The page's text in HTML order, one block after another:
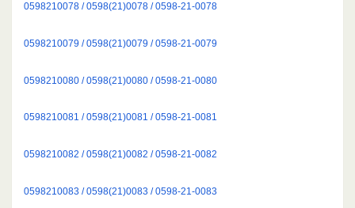
0598210078 / 0598(21)0078 / 0598-21-0078
0598210079 / 0598(21)0079 / 0598-21-0079
0598210080 / 0598(21)0080 / 0598-21-0080
0598210081 / 0598(21)0081 / 0598-21-0081
0598210082 / 0598(21)0082 / 0598-21-0082
0598210083 / 0598(21)0083 / 0598-21-0083